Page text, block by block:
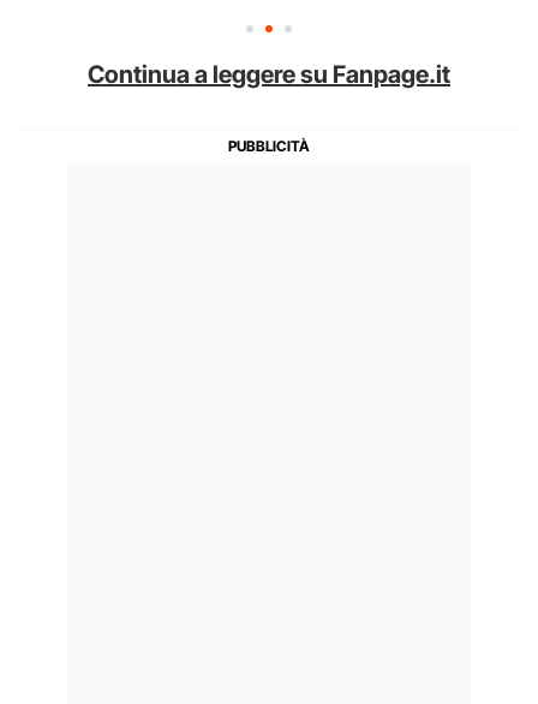
Continua a leggere su Fanpage.it